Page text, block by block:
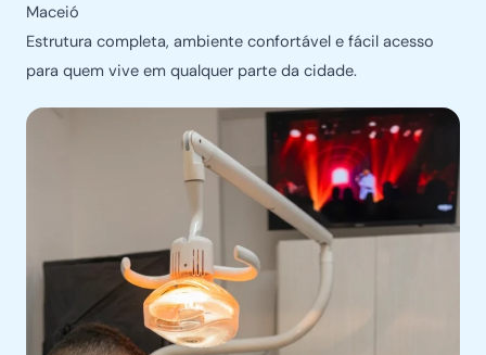
Maceió
Estrutura completa, ambiente confortável e fácil acesso
para quem vive em qualquer parte da cidade.